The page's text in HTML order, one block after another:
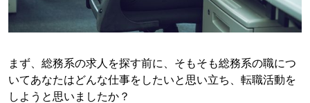
まず、総務系の求人を探す前に、そもそも総務系の職につ
いてあなたはどんな仕事をしたいと思い立ち、転職活動を
しようと思いましたか？